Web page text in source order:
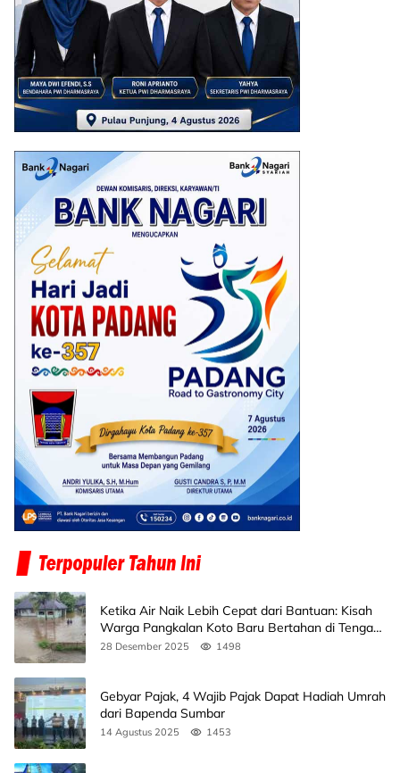
Ketika Air Naik Lebih Cepat dari Bantuan: Kisah
Warga Pangkalan Koto Baru Bertahan di Tengah
Banjir
28 Desember 2025 1498
Gebyar Pajak, 4 Wajib Pajak Dapat Hadiah Umrah
dari Bapenda Sumbar
14 Agustus 2025 1453